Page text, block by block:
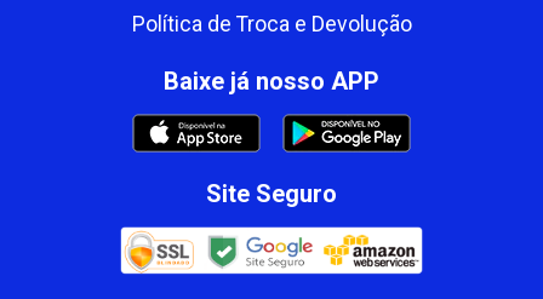
Política de Troca e Devolução
Baixe já nosso APP
Site Seguro